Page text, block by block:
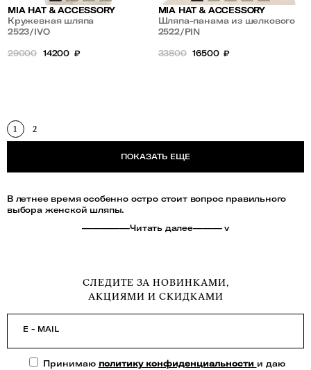
MIA HAT & ACCESSORY
Кружевная шляпа
2523/IVO
29000 14200 ₽
MIA HAT & ACCESSORY
Шляпа-панама из шелкового
органди с вуалью
2522/PIN
33800 16500 ₽
1 2
ПОКАЗАТЬ ЕЩЕ
В летнее время особенно остро стоит вопрос правильного
выбора женской шляпы.
—————Читать далее——— v
СЛЕДИТЕ ЗА НОВИНКАМИ,
АКЦИЯМИ И СКИДКАМИ
E - MAIL
Принимаю политику конфиденциальности и даю